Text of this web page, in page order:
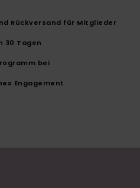
Rückversand für Mitglieder
30 Tagen
bei
Engagement